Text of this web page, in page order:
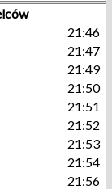
21:46
21:47
21:49
21:50
21:51
21:52
21:53
21:54
21:56